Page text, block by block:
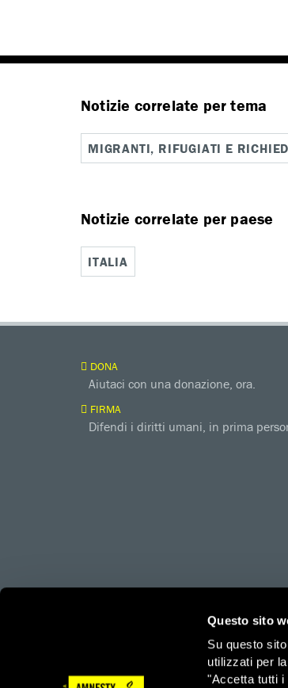
Questo sito
Su questo
utilizzati per
"Accetta tutti i
Notizie correlate per tema
MIGRANTI, RIFUGIATI E
Notizie correlate per paese
ITALIA
DONA
Aiutaci con una donazione, ora.
FIRMA
Difendi i diritti umani, in prima
amnesty.org
Amnesty International – Sezione Italiana